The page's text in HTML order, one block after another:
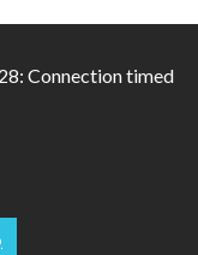
Connection timed